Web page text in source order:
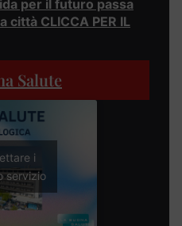
per il futuro passa
città CLICCA PER IL
Salute
i
servizio